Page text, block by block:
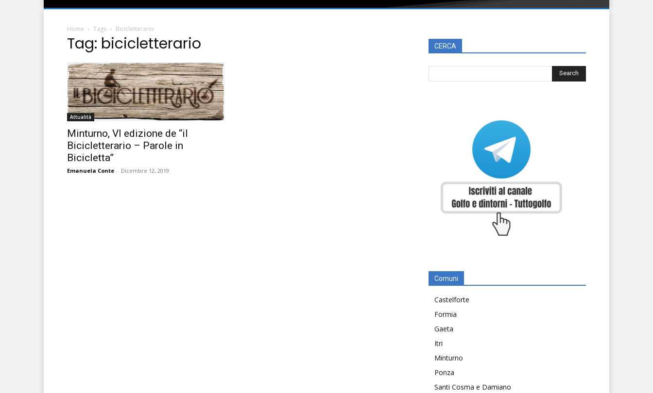
Home Tags Bicicletterario
Tag: bicicletterario
Attualità
Minturno, VI edizione de “il
Bicicletterario – Parole in
Bicicletta”
Emanuela Conte - Dicembre 12, 2019
CERCA
Comuni
Castelforte
Formia
Gaeta
Itri
Minturno
Ponza
Santi Cosma e Damiano